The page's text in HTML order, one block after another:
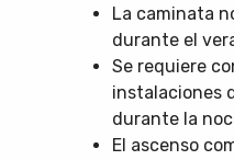
La caminata
durante el
Se requiere
instalaciones
durante la
El ascenso